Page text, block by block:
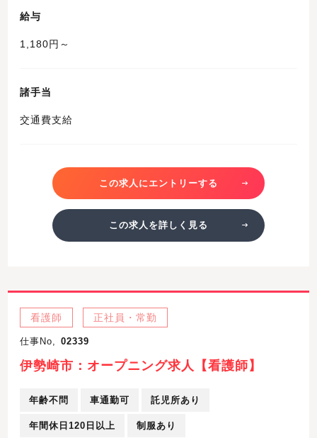
給与
1,180円～
諸手当
交通費支給
この求人にエントリーする
この求人を詳しく見る
看護師 正社員・常勤
仕事No, 02339
伊勢崎市：オープニング求人【看護師】
年齢不問 車通勤可 託児所あり
年間休日120日以上 制服あり